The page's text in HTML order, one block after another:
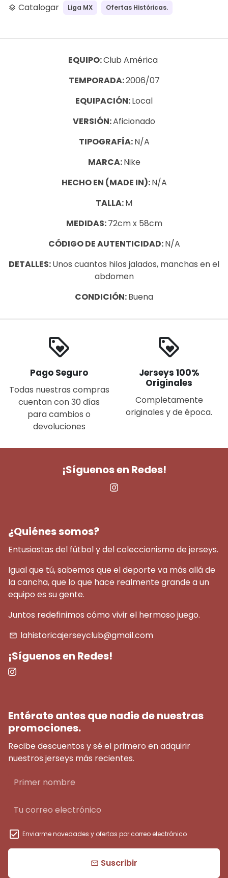
layers Catalogar Liga MX Ofertas Históricas.
EQUIPO:Club América
TEMPORADA:2006/07
EQUIPACIÓN:Local
VERSIÓN:Aficionado
TIPOGRAFÍA:N/A
MARCA:Nike
HECHO EN (MADE IN):N/A
TALLA:M
MEDIDAS:72cm x 58cm
CÓDIGO DE AUTENTICIDAD:N/A
DETALLES:Unos cuantos hilos jalados, manchas en el
abdomen
CONDICIÓN:Buena
loyalty
Pago Seguro
Todas nuestras compras
cuentan con 30 días
para cambios o
devoluciones
loyalty
Jerseys 100%
Originales
Completamente
originales y de época.
¡Síguenos en Redes!
¿Quiénes somos?
Entusiastas del fútbol y del coleccionismo de jerseys.
Igual que tú, sabemos que el deporte va más allá de
la cancha, que lo que hace realmente grande a un
equipo es su gente.
Juntos redefinimos cómo vivir el hermoso juego.
email lahistoricajerseyclub@gmail.com
¡Síguenos en Redes!
Entérate antes que nadie de nuestras
promociones.
Recibe descuentos y sé el primero en adquirir
nuestros jerseys más recientes.
Enviarme novedades y ofertas por correo electrónico
email Suscribir